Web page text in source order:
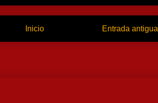
Entrada antigua
Inicio